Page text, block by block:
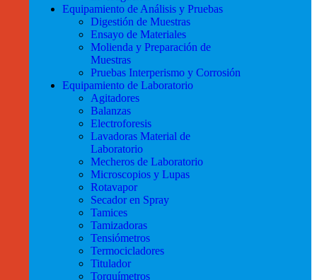
Equipamiento de Análisis y Pruebas
Digestión de Muestras
Ensayo de Materiales
Molienda y Preparación de
Muestras
Pruebas Interperismo y Corrosión
Equipamiento de Laboratorio
Agitadores
Balanzas
Electroforesis
Lavadoras Material de
Laboratorio
Mecheros de Laboratorio
Microscopios y Lupas
Rotavapor
Secador en Spray
Tamices
Tamizadoras
Tensiómetros
Termocicladores
Titulador
Torquímetros